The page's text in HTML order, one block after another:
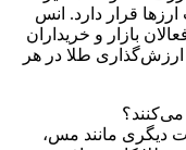
قرار دارد. انس
بازار و خریداران
طلا در هر
به ۱۸ عیار، فلزات دیگری مانند مس،